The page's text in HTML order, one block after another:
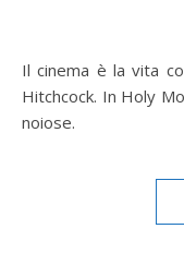
Il cinema è la vita con le parti noiose tagliate. A dirlo era
Hitchcock. In Holy
noiose.